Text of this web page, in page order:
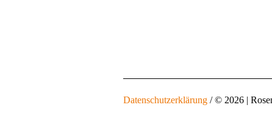
Datenschutzerklärung / © 2026 |